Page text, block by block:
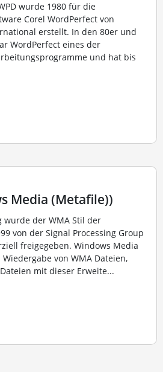
wurde 1980 für die
Corel WordPerfect von
erstellt. In den 80er und
WordPerfect eines der
und hat bis
Media (Metafile))
wurde der WMA Stil der
von der Signal Processing Group
freigegeben. Windows Media
von WMA Dateien,
mit dieser Erweite...